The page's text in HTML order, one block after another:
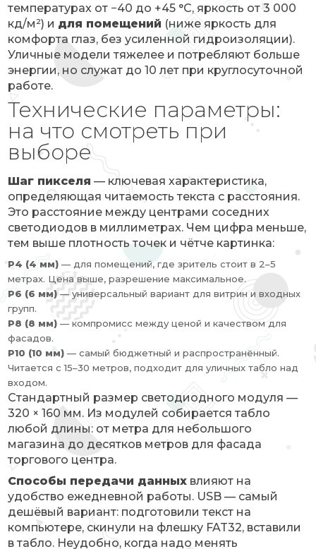
температурах от −40 до +45 °C, яркость от 3 000
кд/м²) и для помещений (ниже яркость для
комфорта глаз, без усиленной гидроизоляции).
Уличные модели тяжелее и потребляют больше
энергии, но служат до 10 лет при круглосуточной
работе.
Технические параметры:
на что смотреть при
выборе
Шаг пикселя — ключевая характеристика,
определяющая читаемость текста с расстояния.
Это расстояние между центрами соседних
светодиодов в миллиметрах. Чем цифра меньше,
тем выше плотность точек и чётче картинка:
P4 (4 мм) — для помещений, где зритель стоит в 2–5
метрах. Цена выше, разрешение максимальное.
P6 (6 мм) — универсальный вариант для витрин и входных
групп.
P8 (8 мм) — компромисс между ценой и качеством для
фасадов.
P10 (10 мм) — самый бюджетный и распространённый.
Читается с 15–30 метров, подходит для уличных табло над
входом.
Стандартный размер светодиодного модуля —
320 × 160 мм. Из модулей собирается табло
любой длины: от метра для небольшого
магазина до десятков метров для фасада
торгового центра.
Способы передачи данных влияют на
удобство ежедневной работы. USB — самый
дешёвый вариант: подготовили текст на
компьютере, скинули на флешку FAT32, вставили
в табло. Неудобно, когда надо менять